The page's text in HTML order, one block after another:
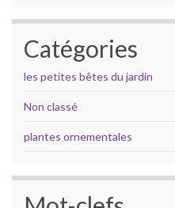
Catégories
les petites bêtes du jardin
Non classé
plantes ornementales